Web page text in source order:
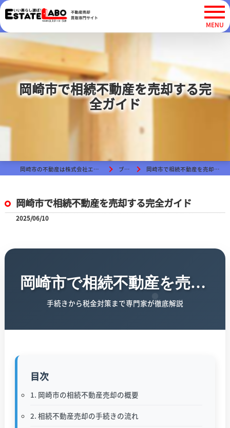
岡崎市で相続不動産を売却する完
全ガイド
岡崎市の不動産は株式会社エステート・ラボ ブログ 岡崎市で相続不動産を売却する完全ガイド
岡崎市で相続不動産を売却する完全ガイド
2025/06/10
岡崎市で相続不動産を売却する完全ガイド
手続きから税金対策まで専門家が徹底解説
目次
1. 岡崎市の相続不動産売却の概要
2. 相続不動産売却の手続きの流れ